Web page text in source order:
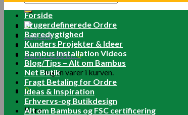
efter:
Log ind
Kurv /0.00kr.0
Ingen varer i kurven.
0
Kurv
Forside
Brugerdefinerede Ordre
Bæredygtighed
Kunders Projekter & Ideer
Bambus Installation Videos
Blog/Tips – Alt om Bambus
Net Butik
Fragt Betaling for Ordre
Ideas & Inspiration
Erhvervs-og Butikdesign
Alt om Bambus og FSC certificering